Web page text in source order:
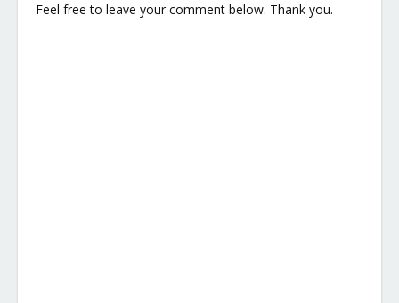
Feel free to leave your comment below. Thank you.